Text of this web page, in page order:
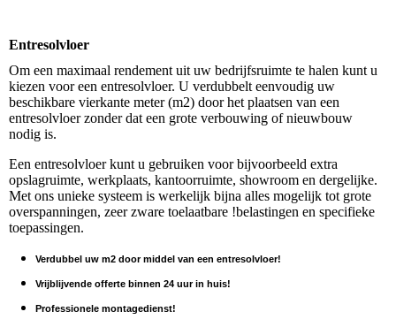
Entresolvloer
Om een maximaal rendement uit uw bedrijfsruimte te halen kunt u
kiezen voor een entresolvloer. U verdubbelt eenvoudig uw
beschikbare vierkante meter (m2) door het plaatsen van een
entresolvloer zonder dat een grote verbouwing of nieuwbouw
nodig is.
Een entresolvloer kunt u gebruiken voor bijvoorbeeld extra
opslagruimte, werkplaats, kantoorruimte, showroom en dergelijke.
Met ons unieke systeem is werkelijk bijna alles mogelijk tot grote
overspanningen, zeer zware toelaatbare !belastingen en specifieke
toepassingen.
Verdubbel uw m2 door middel van een entresolvloer!
Vrijblijvende offerte binnen 24 uur in huis!
Professionele montagedienst!